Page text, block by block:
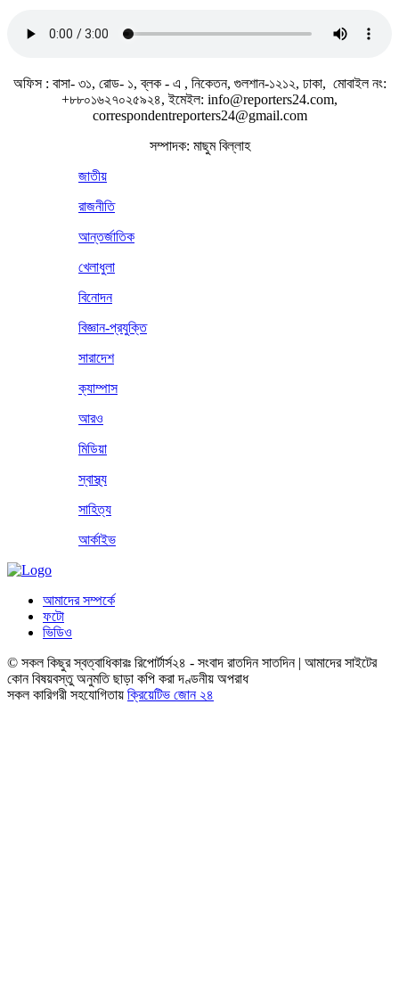
অফিস : বাসা- ৩১, রোড- ১, ব্লক - এ , নিকেতন, গুলশান-১২১২, ঢাকা, মোবাইল নং:
+৮৮০১৬২৭০২৫৯২৪, ইমেইল: info@reporters24.com,
correspondentreporters24@gmail.com
সম্পাদক: মাছুম বিল্লাহ
জাতীয়
রাজনীতি
আন্তর্জাতিক
খেলাধুলা
বিনোদন
বিজ্ঞান-প্রযুক্তি
সারাদেশ
ক্যাম্পাস
আরও
মিডিয়া
স্বাস্থ্য
সাহিত্য
আর্কাইভ
আমাদের সম্পর্কে
ফটো
ভিডিও
© সকল কিছুর স্বত্বাধিকারঃ রিপোর্টার্স২৪ - সংবাদ রাতদিন সাতদিন | আমাদের সাইটের
কোন বিষয়বস্তু অনুমতি ছাড়া কপি করা দণ্ডনীয় অপরাধ
সকল কারিগরী সহযোগিতায় ক্রিয়েটিভ জোন ২৪